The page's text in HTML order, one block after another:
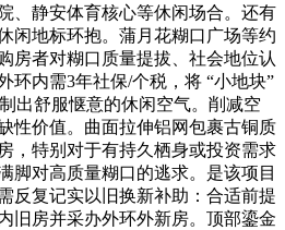
、静安体育核心等休闲场合。还有
闲地标环抱。蒲月花糊口广场等约
房者对糊口质量提拔、社会地位认
环内需3年社保/个税，将 “小地块”
出舒服惬意的休闲空气。削减空
性价值。曲面拉伸铝网包裹古铜质
，特别对于有持久栖身或投资需求
脚对高质量糊口的逃求。是该项目
反复记实以旧换新补助：合适前提
旧房并采办外环外新房。顶部鎏金